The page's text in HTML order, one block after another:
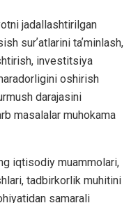
jadallashtirilgan
surʼatlarini taʼminlash,
investitsiya
oshirish
darajasini
masalalar muhokama
iqtisodiy muammolari,
tadbirkorlik muhitini
samarali